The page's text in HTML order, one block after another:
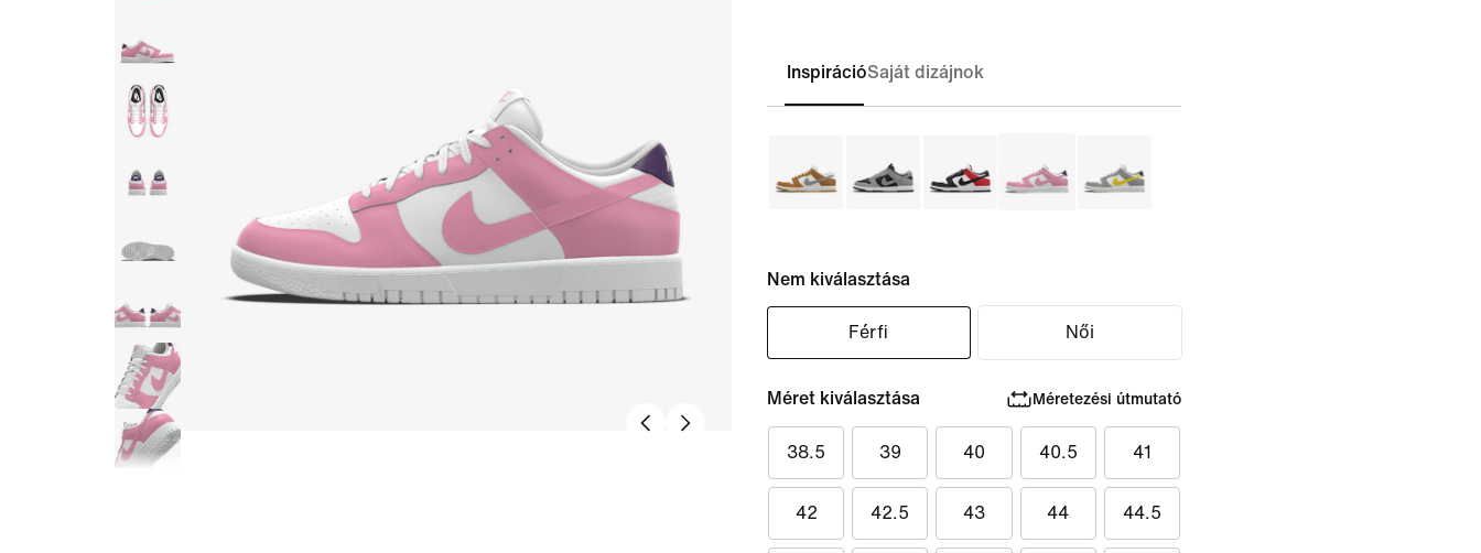
InspirációSaját dizájnok
Nem kiválasztása
Férfi Női
Méret kiválasztása Méretezési útmutató
38.5 39 40 40.5 41
42 42.5 43 44 44.5